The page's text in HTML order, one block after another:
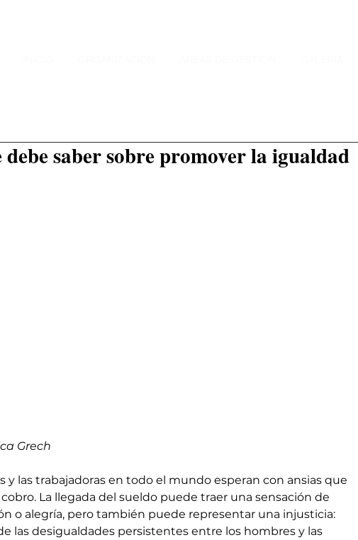
debe saber sobre promover la igualdad
Grech
y las trabajadoras en todo el mundo esperan con ansias que
La llegada del sueldo puede traer una sensación de
o alegría, pero también puede representar una injusticia:
las desigualdades persistentes entre los hombres y las